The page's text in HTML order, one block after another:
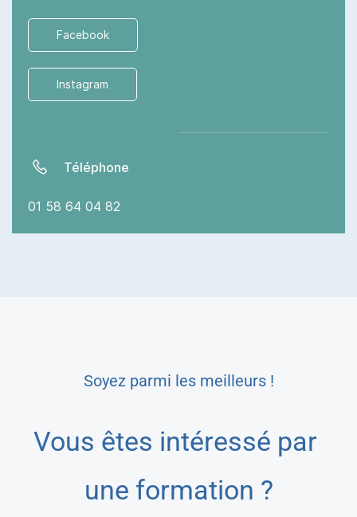
Facebook
Instagram
Téléphone
01 58 64 04 82
Soyez parmi les meilleurs !
Vous êtes intéressé par
une formation ?